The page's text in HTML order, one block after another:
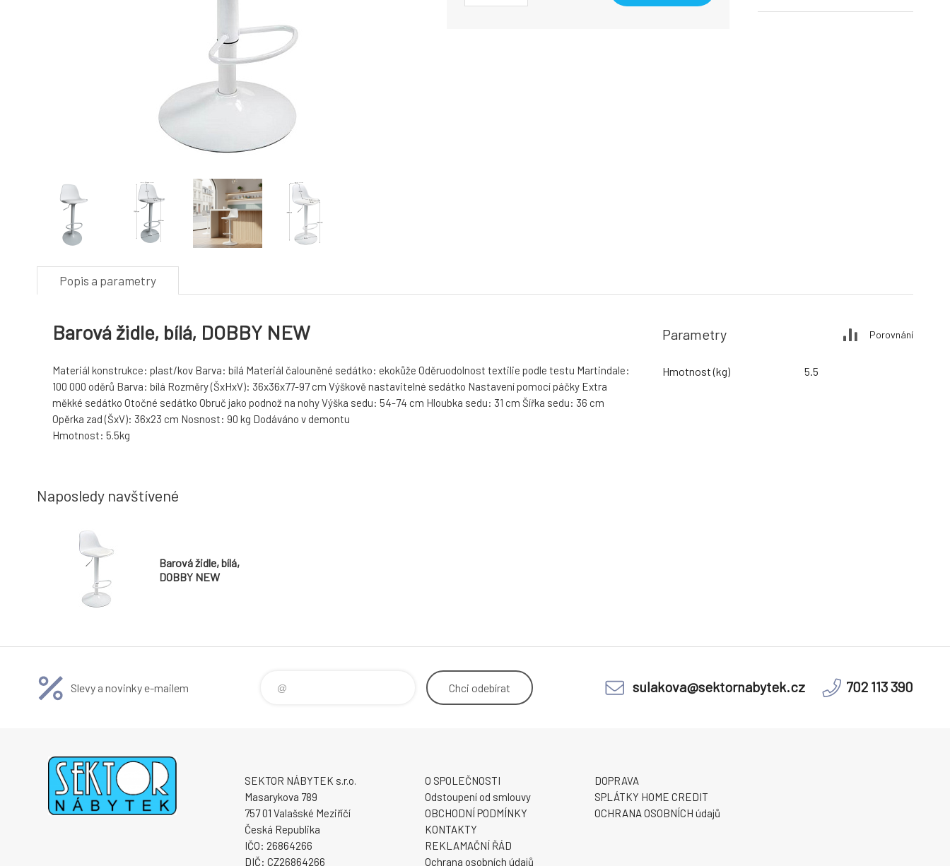
Popis a parametry
Barová židle, bílá, DOBBY NEW
Materiál konstrukce: plast/kov Barva: bílá Materiál čalouněné sedátko: ekokůže Oděruodolnost textilie podle testu Martindale:
100 000 oděrů Barva: bílá Rozměry (ŠxHxV): 36x36x77-97 cm Výškově nastavitelné sedátko Nastavení pomocí páčky Extra
měkké sedátko Otočné sedátko Obruč jako podnož na nohy Výška sedu: 54-74 cm Hloubka sedu: 31 cm Šířka sedu: 36 cm
Opěrka zad (ŠxV): 36x23 cm Nosnost: 90 kg Dodáváno v demontu
Hmotnost: 5.5kg
Parametry Porovnání
Hmotnost (kg) 5.5
Naposledy navštívené
Barová židle, bílá,
DOBBY NEW
Slevy a novinky e-mailem Chci odebírat sulakova@sektornabytek.cz 702 113 390
SEKTOR NÁBYTEK s.r.o.
Masarykova 789
757 01 Valašské Meziříčí
Česká Republika
IČO: 26864266
DIČ: CZ26864266
O SPOLEČNOSTI
Odstoupení od smlouvy
OBCHODNÍ PODMÍNKY
KONTAKTY
REKLAMAČNÍ ŘÁD
Ochrana osobních údajů
DOPRAVA
SPLÁTKY HOME CREDIT
OCHRANA OSOBNÍCH údajů